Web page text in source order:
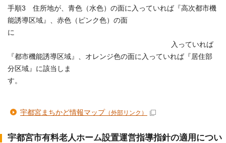
手順3 住所地が、青色（水色）の面に入っていれば『高次都市機
能誘導区域』、赤色（ピンク色）の面
に
入っていれば
『都市機能誘導区域』、オレンジ色の面に入っていれば『居住部
分区域』に該当しま
す。
宇都宮まちかど情報マップ（外部リンク）
宇都宮市有料老人ホーム設置運営指導指針の適用につい